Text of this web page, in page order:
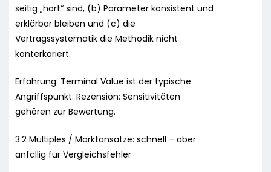
seitig „hart“ sind, (b) Parameter konsistent und
erklärbar bleiben und (c) die
Vertragssystematik die Methodik nicht
konterkariert.
Erfahrung: Terminal Value ist der typische
Angriffspunkt. Rezension: Sensitivitäten
gehören zur Bewertung.
3.2 Multiples / Marktansätze: schnell – aber
anfällig für Vergleichsfehler